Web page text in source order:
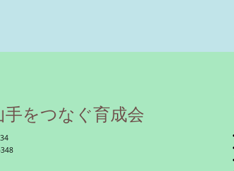
をつなぐ育成会